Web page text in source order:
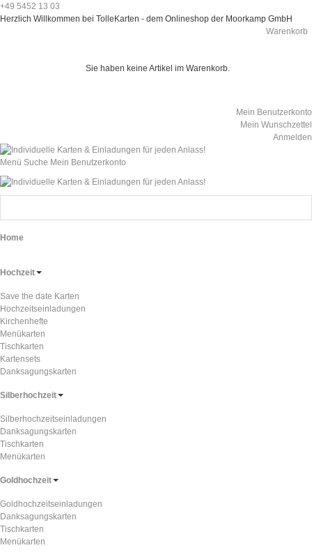
+49 5452 13 03
Herzlich Willkommen bei TolleKarten - dem Onlineshop der Moorkamp GmbH
Warenkorb
Sie haben keine Artikel im Warenkorb.
Mein Benutzerkonto
Mein Wunschzettel
Anmelden
Menü Suche Mein Benutzerkonto
Home
Hochzeit
Save the date Karten
Hochzeitseinladungen
Kirchenhefte
Menükarten
Tischkarten
Kartensets
Danksagungskarten
Silberhochzeit
Silberhochzeitseinladungen
Danksagungskarten
Tischkarten
Menükarten
Goldhochzeit
Goldhochzeitseinladungen
Danksagungskarten
Tischkarten
Menükarten